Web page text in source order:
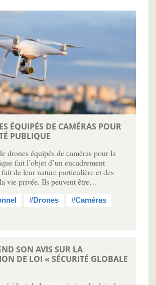
ÉQUIPÉS DE CAMÉRAS POUR
PUBLIQUE
drones équipés de caméras pour la
fait l’objet d’un encadrement
de leur nature particulière et des
vie privée. Ils peuvent être…
#Drones #Caméras
SON AVIS SUR LA
DE LOI « SÉCURITÉ GLOBALE